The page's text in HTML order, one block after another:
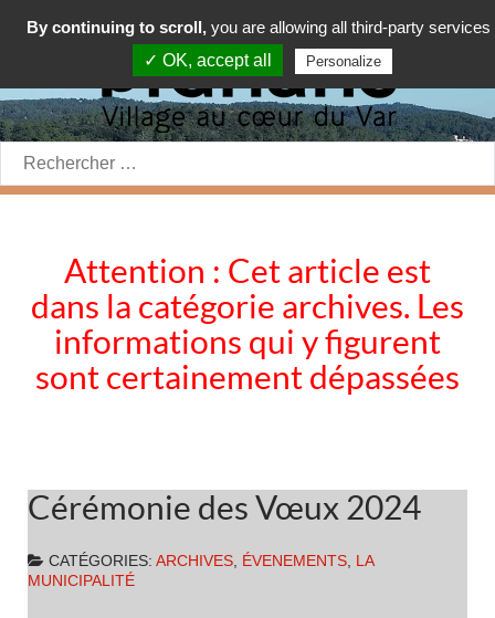
Rechercher:
Attention : Cet article est
dans la catégorie archives. Les
informations qui y figurent
sont certainement dépassées
Cérémonie des Vœux 2024
CATÉGORIES: ARCHIVES, ÉVENEMENTS, LA
MUNICIPALITÉ
By continuing to scroll, you are allowing all third-party services
✓ OK, accept all
Personalize